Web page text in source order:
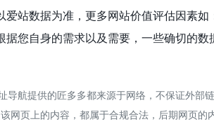
爱站数据为准，更多网站价值评估因素
据您自身的需求以及需要，一些确切的
导航提供的匠多多都来源于网络，不保证外部
网页上的内容，都属于合规合法，后期网页